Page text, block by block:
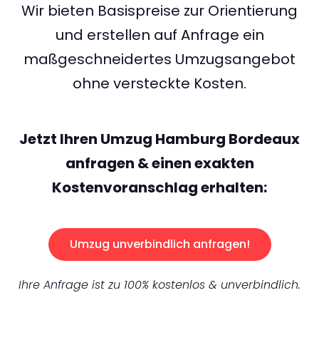
Wir bieten Basispreise zur Orientierung
und erstellen auf Anfrage ein
maßgeschneidertes Umzugsangebot
ohne versteckte Kosten.
Jetzt Ihren Umzug Hamburg Bordeaux
anfragen & einen exakten
Kostenvoranschlag erhalten:
Umzug unverbindlich anfragen!
Ihre Anfrage ist zu 100% kostenlos & unverbindlich.